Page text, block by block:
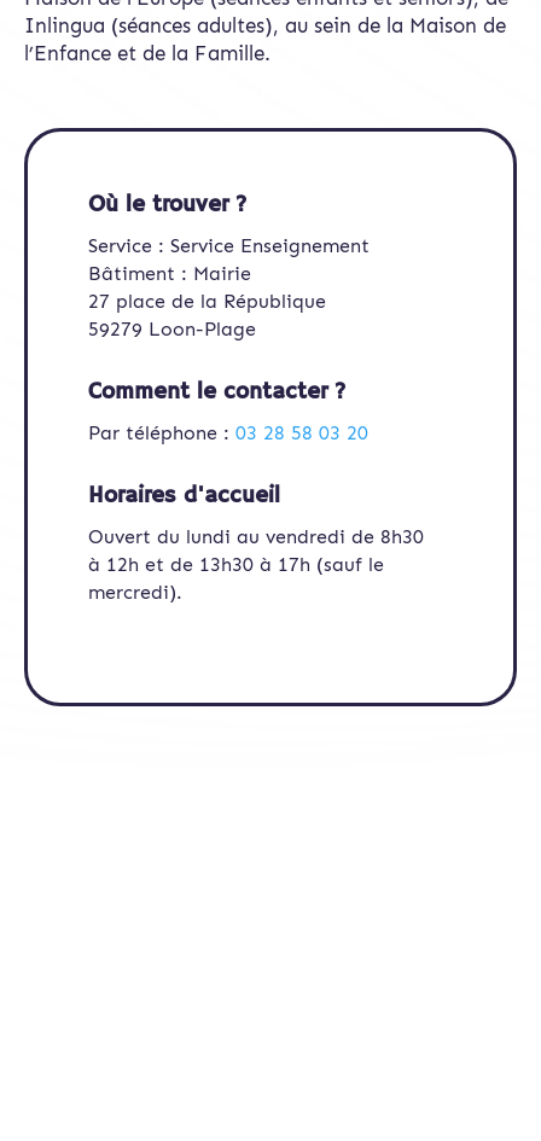
Inlingua (séances adultes), au sein de la Maison de
l’Enfance et de la Famille.
Où le trouver ?
Service : Service Enseignement
Bâtiment : Mairie
27 place de la République
59279 Loon-Plage
Comment le contacter ?
Par téléphone : 03 28 58 03 20
Horaires d'accueil
Ouvert du lundi au vendredi de 8h30
à 12h et de 13h30 à 17h (sauf le
mercredi).